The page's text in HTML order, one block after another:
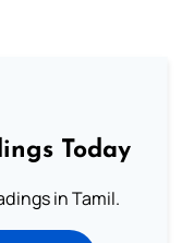
Today
in Tamil.